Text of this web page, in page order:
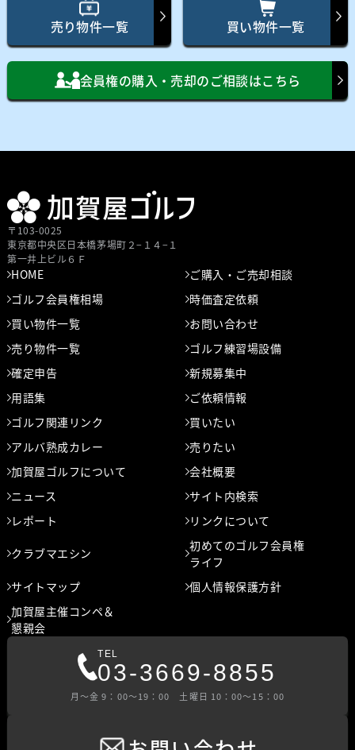
売り物件一覧 買い物件一覧
会員権の購入・売却のご相談はこちら
〒103-0025
東京都中央区⽇本橋茅場町２−１４−１
第⼀井上ビル６Ｆ
HOME
ご購入・ご売却相談
ゴルフ会員権相場
時価査定依頼
買い物件一覧
お問い合わせ
売り物件一覧
ゴルフ練習場設備
確定申告
新規募集中
用語集
ご依頼情報
ゴルフ関連リンク
買いたい
アルバ熟成カレー
売りたい
加賀屋ゴルフについて
会社概要
ニュース
サイト内検索
レポート
リンクについて
クラブマエシン
初めてのゴルフ会員権
ライフ
サイトマップ
個人情報保護方針
加賀屋主催コンペ＆
懇親会
TEL
03-3669-8855
⽉〜⾦ 9：00〜19：00 ⼟曜⽇ 10：00〜15：00